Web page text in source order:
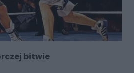
bitwie